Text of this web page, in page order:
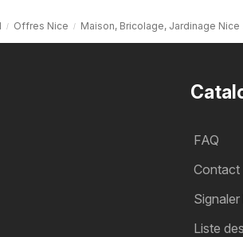
Offres Nice Maison, Bricolage, Jardinage Nice
FAQ
Contact
Liste